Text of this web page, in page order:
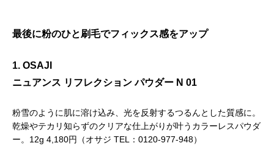
最後に粉のひと刷毛でフィックス感をアップ
1. OSAJI
ニュアンス リフレクション パウダー N 01
粉雪のように肌に溶け込み、光を反射するつるんとした質感に。
乾燥やテカリ知らずのクリアな仕上がりが叶うカラーレスパウダ
ー。12g 4,180円（オサジ TEL：0120-977-948）